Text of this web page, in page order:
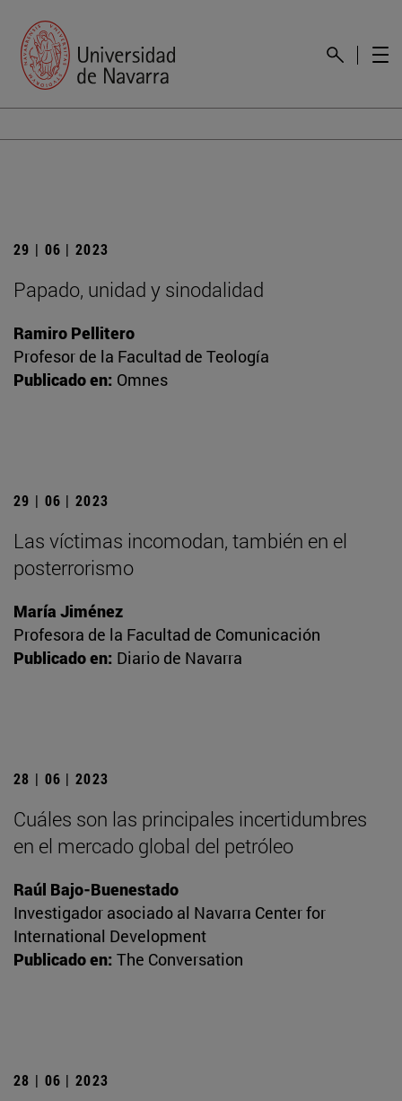
29 | 06 | 2023
Papado, unidad y sinodalidad
Ramiro Pellitero
Profesor de la Facultad de Teología
Publicado en: Omnes
29 | 06 | 2023
Las víctimas incomodan, también en el
posterrorismo
María Jiménez
Profesora de la Facultad de Comunicación
Publicado en: Diario de Navarra
28 | 06 | 2023
Cuáles son las principales incertidumbres
en el mercado global del petróleo
Raúl Bajo-Buenestado
Investigador asociado al Navarra Center for
International Development
Publicado en: The Conversation
28 | 06 | 2023